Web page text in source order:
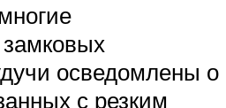
осведомлены о
с резким